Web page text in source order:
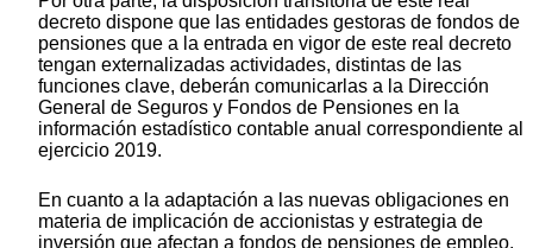
decreto dispone que las entidades gestoras de fondos de
pensiones que a la entrada en vigor de este real decreto
tengan externalizadas actividades, distintas de las
funciones clave, deberán comunicarlas a la Dirección
General de Seguros y Fondos de Pensiones en la
información estadístico contable anual correspondiente al
ejercicio 2019.
En cuanto a la adaptación a las nuevas obligaciones en
materia de implicación de accionistas y estrategia de
inversión que afectan a fondos de pensiones de empleo,